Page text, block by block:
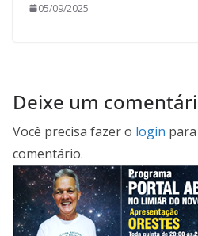
05/09/2025
Deixe um
Você precisa fazer o login
comentário.